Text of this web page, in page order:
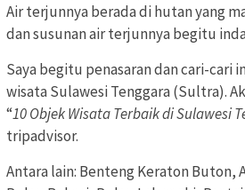
Air terjunnya berada di hutan yang
dan susunan air terjunnya begitu
Saya begitu penasaran dan cari-cari
wisata Sulawesi Tenggara (Sultra).
“10 Objek Wisata Terbaik di Sulawesi
tripadvisor.
Antara lain: Benteng Keraton Buton,